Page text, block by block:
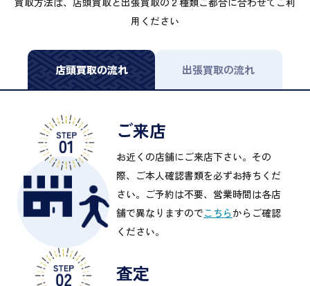
用ください
店頭買取の流れ 出張買取の流れ
ご来店
お近くの店舗にご来店下さい。その
際、ご本人確認書類を必ずお持ちくだ
さい。ご予約は不要、営業時間は各店
舗で異なりますのでこちらからご確認
ください。
査定